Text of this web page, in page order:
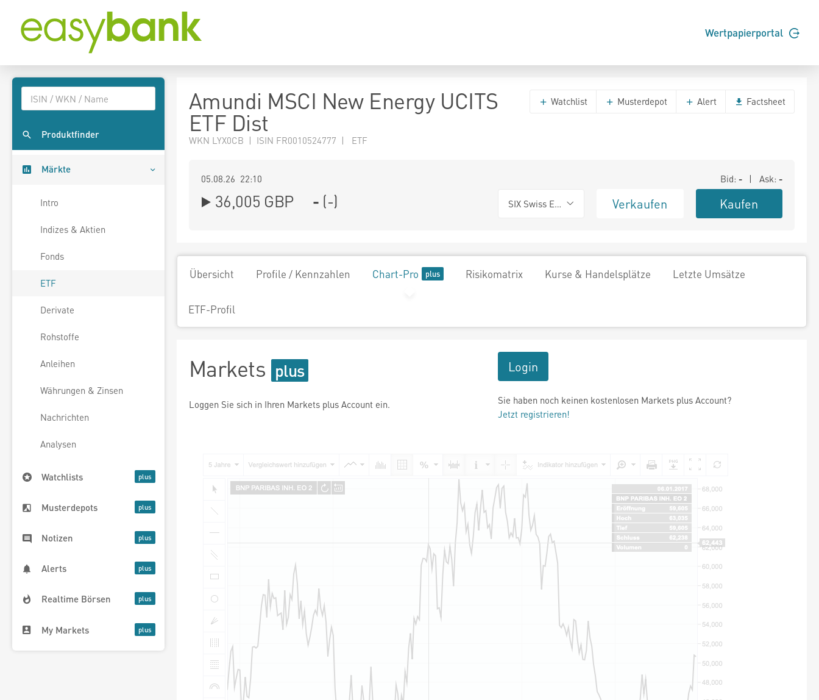
Wertpapierportal
Produktfinder
Märkte
Intro
Indizes & Aktien
Fonds
ETF
Derivate
Rohstoffe
Anleihen
Währungen & Zinsen
Nachrichten
Analysen
Watchlists
Musterdepots
Notizen
Alerts
Realtime Börsen
My Markets
Amundi MSCI New Energy UCITS
ETF Dist
WKN LYX0CB | ISIN FR0010524777 | ETF
Watchlist Musterdepot Alert Factsheet
05.08.26 22:10 Bid: - | Ask: -
36,005 GBP - (-) SIX Swiss Exchange Verkaufen Kaufen
Übersicht Profile / Kennzahlen Chart-Pro Risikomatrix Kurse & Handelsplätze Letzte Umsätze
ETF-Profil
Markets
Loggen Sie sich in Ihren Markets plus Account ein.
Login
Sie haben noch keinen kostenlosen Markets plus Account?
Jetzt registrieren!